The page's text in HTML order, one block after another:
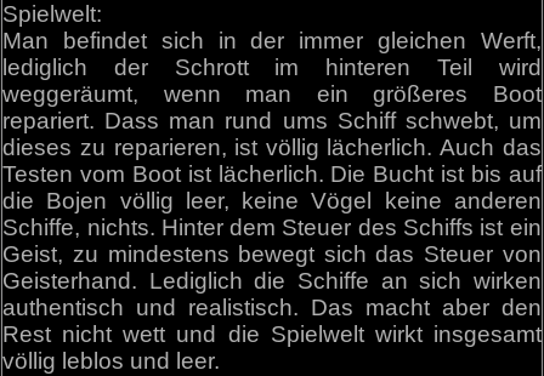
Spielwelt:
Man befindet sich in der immer gleichen Werft,
lediglich der Schrott im hinteren Teil wird
weggeräumt, wenn man ein größeres Boot
repariert. Dass man rund ums Schiff schwebt, um
dieses zu reparieren, ist völlig lächerlich. Auch das
Testen vom Boot ist lächerlich. Die Bucht ist bis auf
die Bojen völlig leer, keine Vögel keine anderen
Schiffe, nichts. Hinter dem Steuer des Schiffs ist ein
Geist, zu mindestens bewegt sich das Steuer von
Geisterhand. Lediglich die Schiffe an sich wirken
authentisch und realistisch. Das macht aber den
Rest nicht wett und die Spielwelt wirkt insgesamt
völlig leblos und leer.